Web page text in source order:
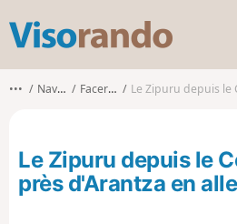
s
o
o
••• Navarre Facería 87 Le Zipuru depuis le Col
Le Zipuru depuis le
près d'Arantza en